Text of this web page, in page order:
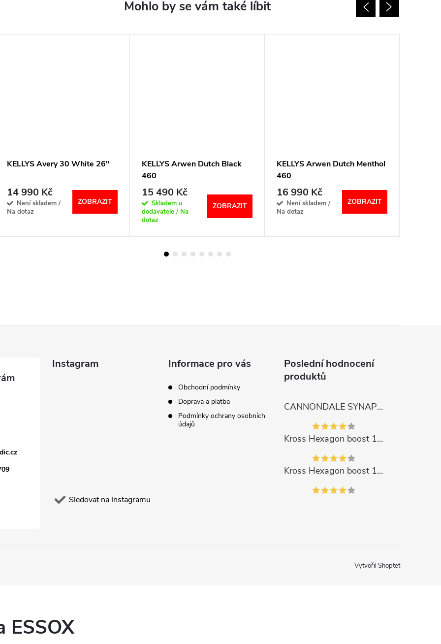
KELLYS Avery 30 White 26"
14 990 Kč
Není skladem /
Na dotaz
ZOBRAZIT
KELLYS Arwen Dutch Black
460
15 490 Kč
Skladem u
dodavatele / Na
dotaz
ZOBRAZIT
KELLYS Arwen Dutch Menthol
460
16 990 Kč
Není skladem /
Na dotaz
ZOBRAZIT
Instagram
Sledovat na Instagramu
Informace pro vás
Obchodní podmínky
Doprava a platba
Podmínky ochrany osobních
údajů
Poslední hodnocení
produktů
CANNONDALE SYNAPSE CARBON 4
Kross Hexagon boost 1.0 500Wh 2023
Kross Hexagon boost 1.0 500Wh 2023
Vytvořil Shoptet
ESSOX